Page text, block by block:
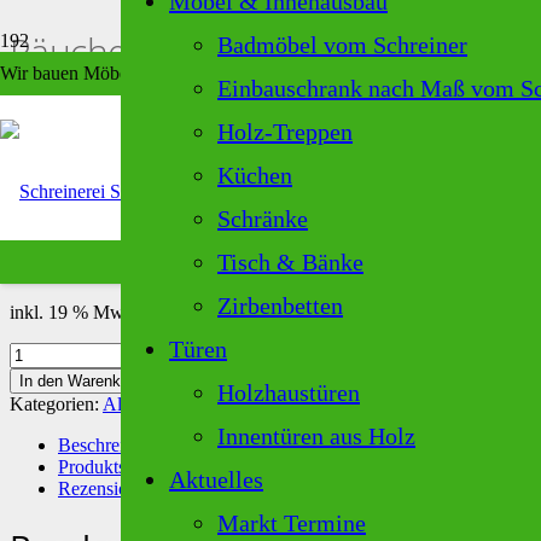
Wir bauen Möbel, die perfekt zu Ihrem Zuhause passen – individuell,
Produktwurde deinem Warenkorb hinzugefügt.
Badmöbel vom Schreiner
Einbauschrank nach Maß vom
Holz-Treppen
Küchen
Schränke
Tisch & Bänke
Zirbenbetten
Türen
Holzhaustüren
Innentüren aus Holz
Aktuelles
Markt Termine
Räucherpyramide Zirbenholz
/ Räucherpyramide Zirbenholz
Räucherpyramide Zirbenholz
inkl. 19 % MwSt.
Versandkosten
Räucherpyramide
Zirbenholz
Menge
In den Warenkorb
Kategorien: Alle Zirbenprodukte,Räuchern mit Zirbenholz
Beschreibung
Produktsicherheit
Rezensionen (0)